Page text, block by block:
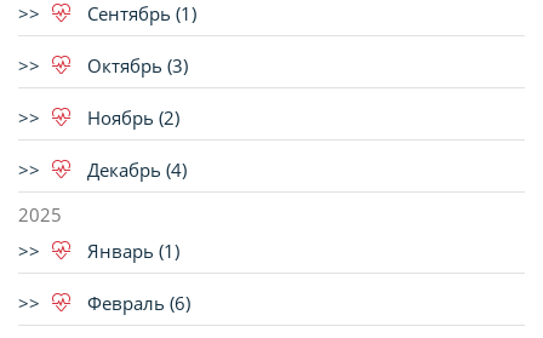
Сентябрь (1)
Октябрь (3)
Ноябрь (2)
Декабрь (4)
2025
Январь (1)
Февраль (6)